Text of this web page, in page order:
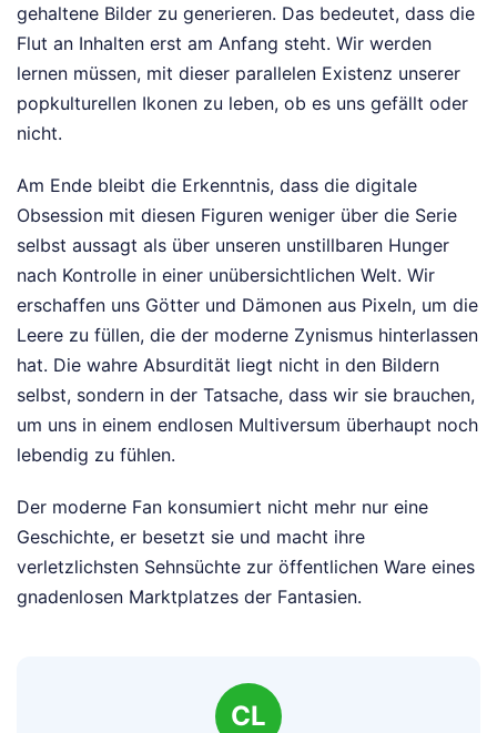
gehaltene Bilder zu generieren. Das bedeutet, dass die
Flut an Inhalten erst am Anfang steht. Wir werden
lernen müssen, mit dieser parallelen Existenz unserer
popkulturellen Ikonen zu leben, ob es uns gefällt oder
nicht.
Am Ende bleibt die Erkenntnis, dass die digitale
Obsession mit diesen Figuren weniger über die Serie
selbst aussagt als über unseren unstillbaren Hunger
nach Kontrolle in einer unübersichtlichen Welt. Wir
erschaffen uns Götter und Dämonen aus Pixeln, um die
Leere zu füllen, die der moderne Zynismus hinterlassen
hat. Die wahre Absurdität liegt nicht in den Bildern
selbst, sondern in der Tatsache, dass wir sie brauchen,
um uns in einem endlosen Multiversum überhaupt noch
lebendig zu fühlen.
Der moderne Fan konsumiert nicht mehr nur eine
Geschichte, er besetzt sie und macht ihre
verletzlichsten Sehnsüchte zur öffentlichen Ware eines
gnadenlosen Marktplatzes der Fantasien.
CL